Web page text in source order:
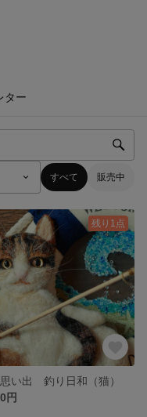
ター
すべて 販売中
残り1点
い出 釣り日和（猫）
円